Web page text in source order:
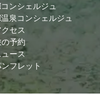
ンシェルジュ
泉コンシェルジュ
セス
予約
ース
フレット